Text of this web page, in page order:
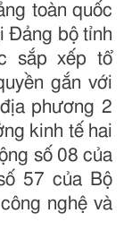
toàn quốc
Đảng bộ tỉnh
sắp xếp tổ
gắn với
phương 2
kinh tế hai
số 08 của
57 của Bộ
nghệ và